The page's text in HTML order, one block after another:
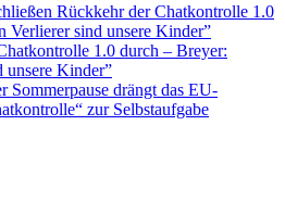
Rückkehr der Chatkontrolle 1.0
Verlierer sind unsere Kinder”
1.0 durch – Breyer:
unsere Kinder”
Sommerpause drängt das EU-
zur Selbstaufgabe